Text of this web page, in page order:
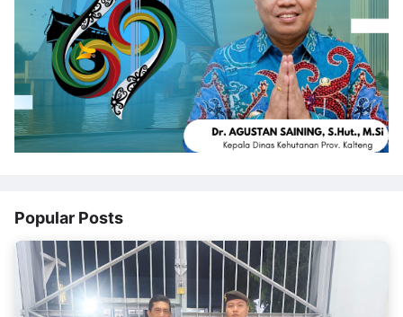
Popular Posts